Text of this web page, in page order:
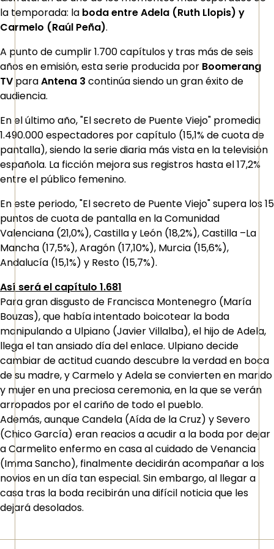
la temporada: la boda entre Adela (Ruth Llopis) y
Carmelo (Raúl Peña).
A punto de cumplir 1.700 capítulos y tras más de seis
años en emisión, esta serie producida por Boomerang
TV paraAntena 3 continúa siendo un gran éxito de
audiencia.
En el último año, "El secreto de Puente Viejo" promedia
1.490.000 espectadores por capítulo (15,1% de cuota de
pantalla), siendo la serie diaria más vista en la televisión
española. La ficción mejora sus registros hasta el 17,2%
entre el público femenino.
En este periodo, "El secreto de Puente Viejo" supera los 15
puntos de cuota de pantalla en la Comunidad
Valenciana (21,0%), Castilla y León (18,2%), Castilla –La
Mancha (17,5%), Aragón (17,10%), Murcia (15,6%),
Andalucía (15,1%) y Resto (15,7%).
Así será el capítulo 1.681
Para gran disgusto de Francisca Montenegro (María
Bouzas), que había intentado boicotear la boda
manipulando a Ulpiano (Javier Villalba), el hijo de Adela,
llega el tan ansiado día del enlace. Ulpiano decide
cambiar de actitud cuando descubre la verdad en boca
de su madre, y Carmelo y Adela se convierten en marido
y mujer en una preciosa ceremonia, en la que se verán
arropados por el cariño de todo el pueblo.
Además, aunque Candela (Aída de la Cruz) y Severo
(Chico García) eran reacios a acudir a la boda por dejar
a Carmelito enfermo en casa al cuidado de Venancia
(Imma Sancho), finalmente decidirán acompañar a los
novios en un día tan especial. Sin embargo, al llegar a
casa tras la boda recibirán una difícil noticia que les
dejará desolados.